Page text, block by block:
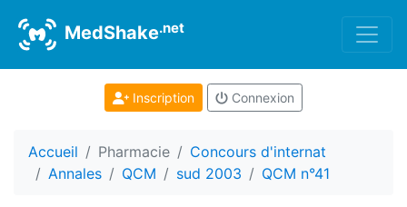
MedShake.net
Inscription Connexion
Accueil Pharmacie
Concours d'internat
Annales
QCM sud 2003 QCM n°41